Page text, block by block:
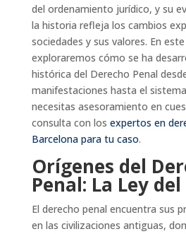
del ordenamiento jurídico, y su
la historia refleja los cambios
sociedades y sus valores. En
exploraremos cómo se ha
histórica del Derecho Penal
manifestaciones hasta el
necesitas asesoramiento en
consulta con los expertos en
Barcelona para tu caso.
Orígenes del
Penal: La Ley
El derecho penal encuentra sus
en las civilizaciones antiguas,